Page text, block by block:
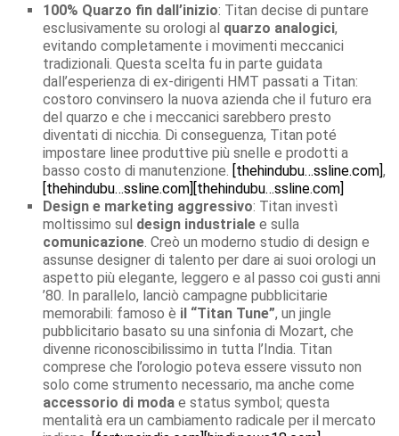
100% Quarzo fin dall’inizio: Titan decise di puntare
esclusivamente su orologi al quarzo analogici,
evitando completamente i movimenti meccanici
tradizionali. Questa scelta fu in parte guidata
dall’esperienza di ex-dirigenti HMT passati a Titan:
costoro convinsero la nuova azienda che il futuro era
del quarzo e che i meccanici sarebbero presto
diventati di nicchia. Di conseguenza, Titan poté
impostare linee produttive più snelle e prodotti a
basso costo di manutenzione. [thehindubu…ssline.com],
[thehindubu…ssline.com] [thehindubu…ssline.com]
Design e marketing aggressivo: Titan investì
moltissimo sul design industriale e sulla
comunicazione. Creò un moderno studio di design e
assunse designer di talento per dare ai suoi orologi un
aspetto più elegante, leggero e al passo coi gusti anni
’80. In parallelo, lanciò campagne pubblicitarie
memorabili: famoso è il “Titan Tune”, un jingle
pubblicitario basato su una sinfonia di Mozart, che
divenne riconoscibilissimo in tutta l’India. Titan
comprese che l’orologio poteva essere vissuto non
solo come strumento necessario, ma anche come
accessorio di moda e status symbol; questa
mentalità era un cambiamento radicale per il mercato